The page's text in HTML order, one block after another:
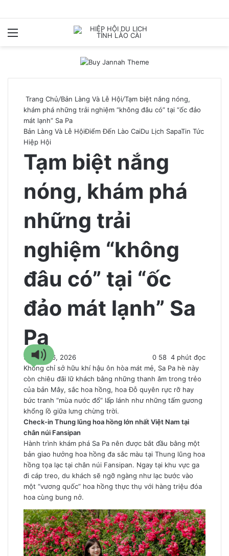
Menu
Trang Chủ/Bản Làng Và Lễ Hội/Tạm biệt nắng nóng,
khám phá những trải nghiệm “không đâu có” tại “ốc đảo
mát lạnh” Sa Pa
Bản Làng Và Lễ HộiĐiểm Đến Lào CaiDu Lịch SapaTin Tức
Hiệp Hội
Tạm biệt nắng
nóng, khám phá
những trải
nghiệm “không
đâu có” tại “ốc
đảo mát lạnh” Sa
Pa
9 Tháng 6, 2026 0 58 4 phút đọc
Không chỉ sở hữu khí hậu ôn hòa mát mẻ, Sa Pa hè này
còn chiêu đãi lữ khách bằng những thanh âm trong trẻo
của bản Mây, sắc hoa hồng, hoa Đỗ quyên rực rỡ hay
bức tranh “mùa nước đổ” lấp lánh như những tấm gương
khổng lồ giữa lưng chừng trời.
Check-in Thung lũng hoa hồng lớn nhất Việt Nam tại
chân núi Fansipan
Hành trình khám phá Sa Pa nên được bắt đầu bằng một
bản giao hưởng hoa hồng đa sắc màu tại Thung lũng hoa
hồng tọa lạc tại chân núi Fansipan. Ngay tại khu vực ga
đi cáp treo, du khách sẽ ngỡ ngàng như lạc bước vào
một “vương quốc” hoa hồng thực thụ với hàng triệu đóa
hoa cùng bung nở.